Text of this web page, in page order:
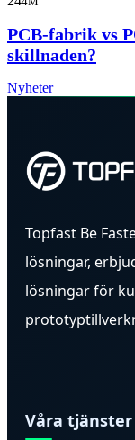
PCB-fabrik vs
skillnaden?
Nyheter
Topfast Be
lösningar,
lösningar för
Våra tjänster